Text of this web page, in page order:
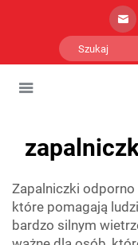
Zapalniczki
które pomagają
bardzo silnym